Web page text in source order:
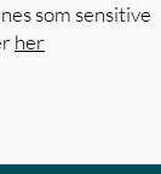
som sensitive
her